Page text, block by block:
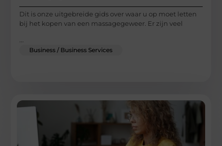
Dit is onze uitgebreide gids over waar u op moet letten
bij het kopen van een massagegeweer. Er zijn veel
Business / Business Services